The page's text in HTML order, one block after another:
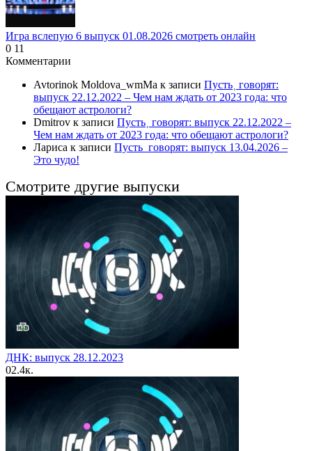
Игра вслепую 6 выпуск 01.08.2026 смотреть онлайн
0 11
Комментарии
Avtorinok Moldova_wmMa к записи Пусть˲ говорят:
выпуск 22.12.2022 – Чем нам ждать от 2023 года: что
обещают астрологи?
Dmitrov к записи Пусть˲ говорят: выпуск 22.12.2022 –
Чем нам ждать от 2023 года: что обещают астрологи?
Лариса к записи Пусть_говорят: выпуск 13.04.2026 –
Это чудо!
Смотрите другие выпуски
ДНК: выпуск 28.12.2023
02.4к.